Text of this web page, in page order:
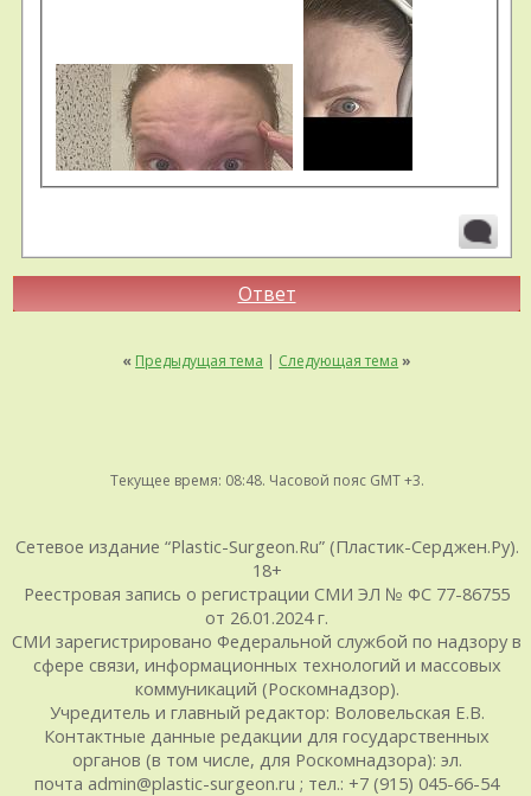
Ответ
« Предыдущая тема | Следующая тема »
Текущее время: 08:48. Часовой пояс GMT +3.
Сетевое издание “Plastic-Surgeon.Ru” (Пластик-Серджен.Ру).
18+
Реестровая запись о регистрации СМИ ЭЛ № ФС 77-86755
от 26.01.2024 г.
СМИ зарегистрировано Федеральной службой по надзору в
сфере связи, информационных технологий и массовых
коммуникаций (Роскомнадзор).
Учредитель и главный редактор: Воловельская Е.В.
Контактные данные редакции для государственных
органов (в том числе, для Роскомнадзора): эл.
почта admin@plastic-surgeon.ru ; тел.: +7 (915) 045-66-54